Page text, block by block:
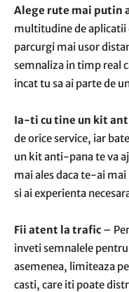
Alege rute mai putin
multitudine de aplicatii
parcurgi mai usor
semnaliza in timp real
incat tu sa ai parte de
Ia-ti cu tine un kit
de orice service, iar
un kit anti-pana te va
mai ales daca te-ai
si ai experienta
Fii atent la trafic –
inveti semnalele
asemenea, limiteaza
casti, care iti poate